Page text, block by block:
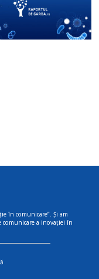
în comunicare”. Și am
a inovației în